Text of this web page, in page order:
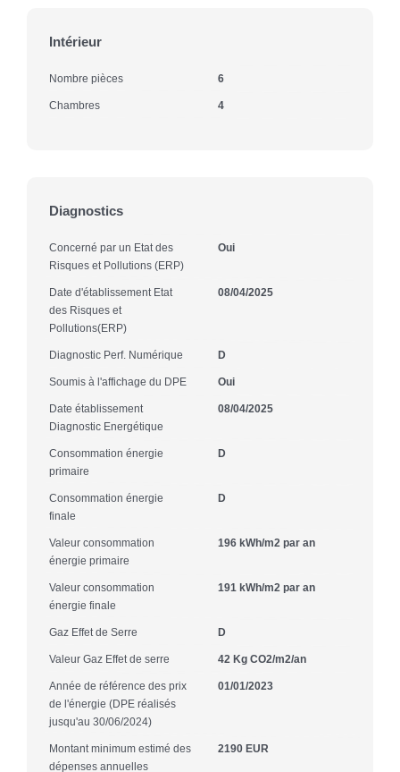
Intérieur
Nombre pièces 6
Chambres 4
Diagnostics
Concerné par un Etat des
Risques et Pollutions (ERP)
Oui
Date d'établissement Etat
des Risques et
Pollutions(ERP)
08/04/2025
Diagnostic Perf. Numérique D
Soumis à l'affichage du DPE Oui
Date établissement
Diagnostic Energétique
08/04/2025
Consommation énergie
primaire
D
Consommation énergie
finale
D
Valeur consommation
énergie primaire
196 kWh/m2 par an
Valeur consommation
énergie finale
191 kWh/m2 par an
Gaz Effet de Serre D
Valeur Gaz Effet de serre 42 Kg CO2/m2/an
Année de référence des prix
de l'énergie (DPE réalisés
jusqu'au 30/06/2024)
01/01/2023
Montant minimum estimé des
dépenses annuelles
2190 EUR